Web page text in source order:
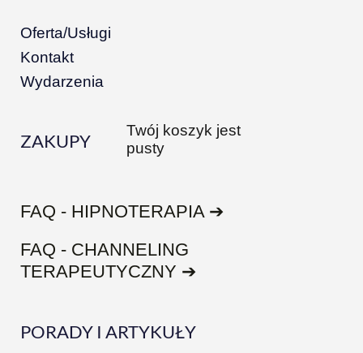
Oferta/Usługi
Kontakt
Wydarzenia
ZAKUPY
Twój koszyk jest
pusty
FAQ - HIPNOTERAPIA ➔
FAQ - CHANNELING
TERAPEUTYCZNY ➔
PORADY I ARTYKUŁY